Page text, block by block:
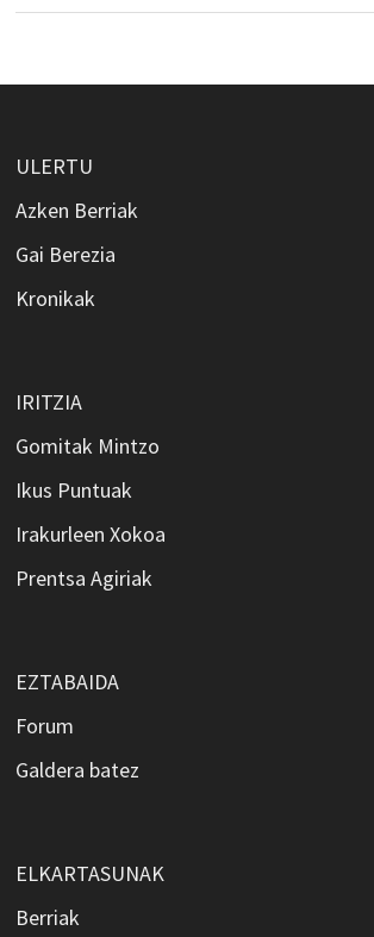
ULERTU
Azken Berriak
Gai Berezia
Kronikak
IRITZIA
Gomitak Mintzo
Ikus Puntuak
Irakurleen Xokoa
Prentsa Agiriak
EZTABAIDA
Forum
Galdera batez
ELKARTASUNAK
Berriak